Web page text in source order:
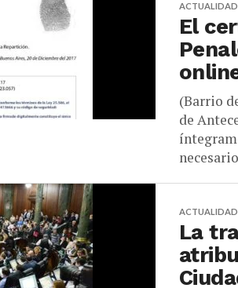
ACTUALIDAD
El
(Barrio
de
ACTUALIDAD
La